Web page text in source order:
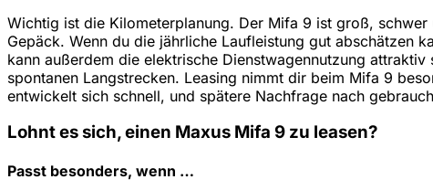
Wichtig ist die Kilometerplanung. Der Mifa 9 ist groß,
Gepäck. Wenn du die jährliche Laufleistung gut abschätzen
kann außerdem die elektrische Dienstwagennutzung
spontanen Langstrecken. Leasing nimmt dir beim Mifa 9
entwickelt sich schnell, und spätere Nachfrage nach
Lohnt es sich, einen Maxus Mifa 9 zu leasen?
Passt besonders, wenn …